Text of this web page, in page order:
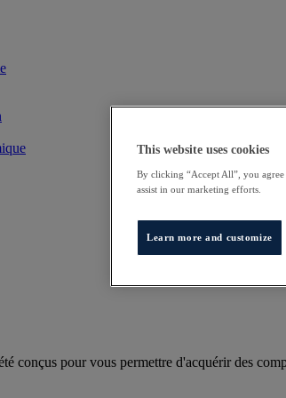
conçus pour vous permettre d'acquérir des
This website uses cookies
By clicking “Accept All”, you
assist in our marketing efforts.
Learn more and customize